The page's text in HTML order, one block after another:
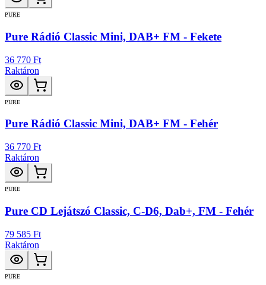
PURE
Pure Rádió Classic Mini, DAB+ FM - Fekete
36 770 Ft
Raktáron
PURE
Pure Rádió Classic Mini, DAB+ FM - Fehér
36 770 Ft
Raktáron
PURE
Pure CD Lejátszó Classic, C-D6, Dab+, FM - Fehér
79 585 Ft
Raktáron
PURE